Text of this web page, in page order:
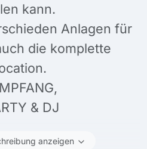
kann.
Anlagen für
die komplette
& DJ
anzeigen